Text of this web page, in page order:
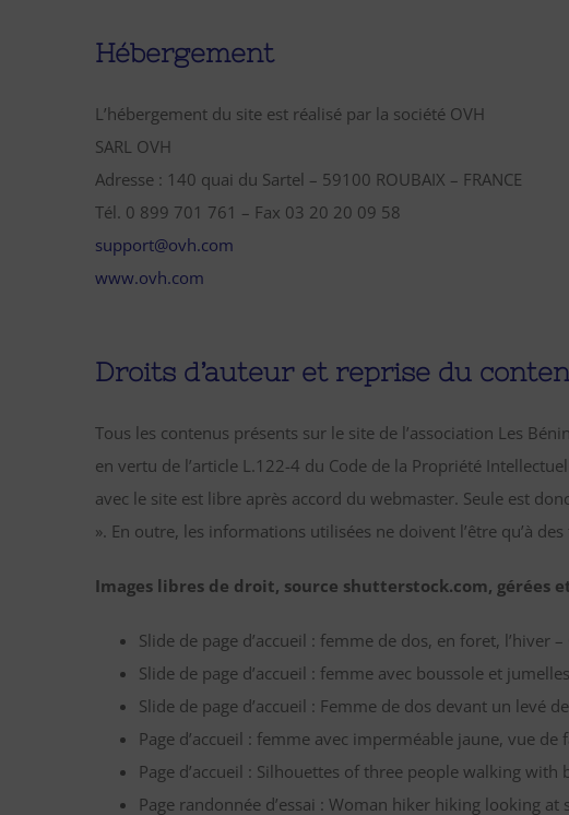
Hébergement
L’hébergement du site est réalisé par la société OVH
SARL OVH
Adresse : 140 quai du Sartel – 59100 ROUBAIX – FRANCE
Tél. 0 899 701 761 – Fax 03 20 20 09 58
support@ovh.com
www.ovh.com
Droits d’auteur et reprise du
Tous les contenus présents sur le site de l’association Les
en vertu de l’article L.122-4 du Code de la Propriété
avec le site est libre après accord du webmaster. Seule est
». En outre, les informations utilisées ne doivent l’être qu’à
Images libres de droit, source shutterstock.com, gérées
Slide de page d’accueil : femme de dos, en foret, l’hiver
Slide de page d’accueil : femme avec boussole et
Slide de page d’accueil : Femme de dos devant un levé
Page d’accueil : femme avec imperméable jaune, vue
Page d’accueil : Silhouettes of three people walking
Page randonnée d’essai : Woman hiker hiking looking